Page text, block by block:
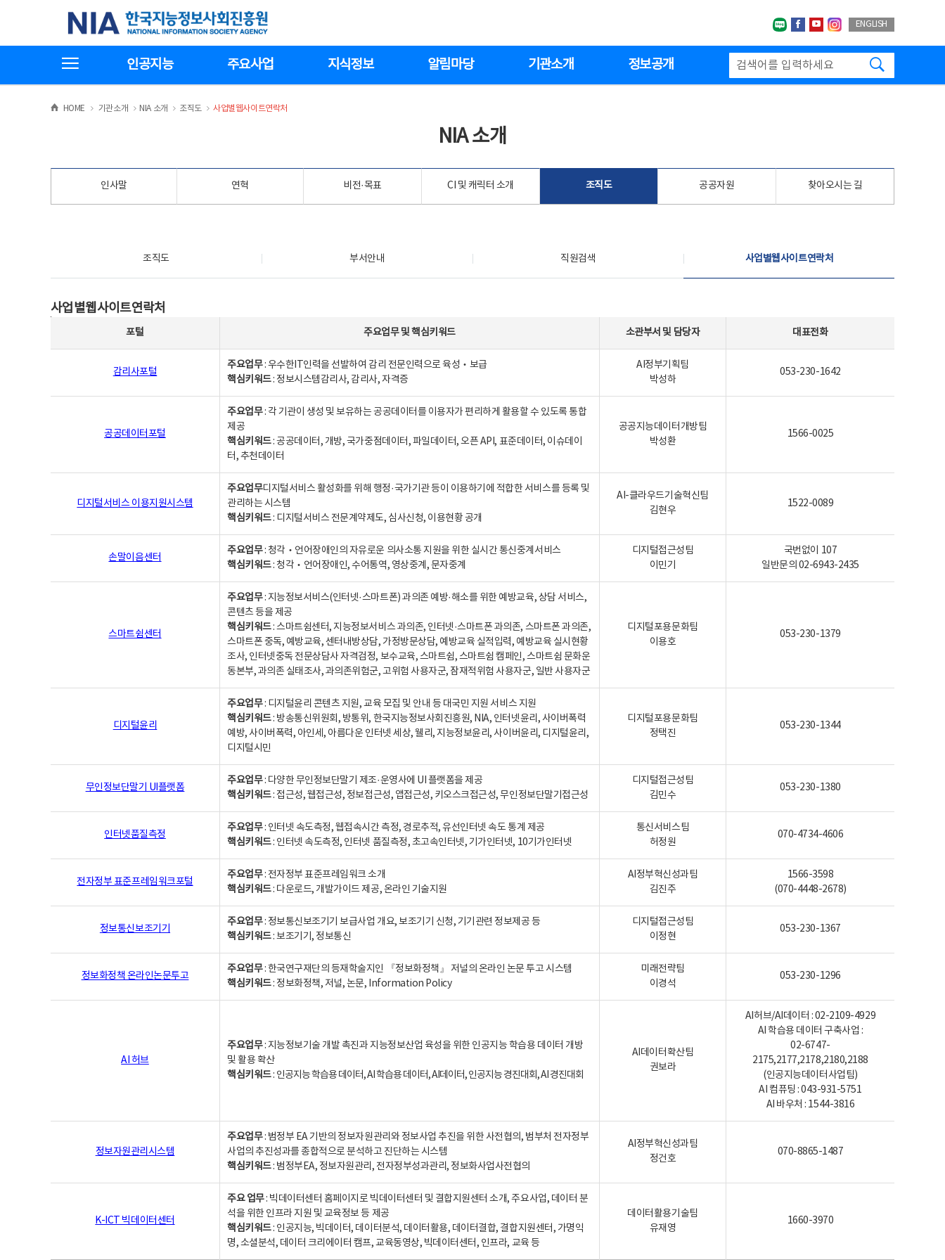
기
한국지능정보사회진흥원
네이버블로그
페이스북
유투브인스타그랩
ENGLISH
인공지능 주요사업 지식정보 알림마당 기관소개 정보공개
HOME >
기관소개 >NIA 소개 >
조직도 >
사업별웹사이트연락처
NIA 소개
인사말 연혁 비전·목표 CI 및 캐릭터 소개 조직도 공공자원 찾아오시는 길
조직도 부서안내 직원검색 사업별웹사이트연락처
사업별웹사이트연락처
포털 주요업무및핵심키워드 소관부서 및 담당자 대표전화
감리사포털
주요업무: 우수한IT인력을 선발하여 감리 전문인력으로 육성‧보급
핵심키워드: 정보시스템감리사, 감리사, 자격증
AI정부기획팀
박성하
053-230-1642
공공데이터포털
주요업무: 각 기관이 생성 및 보유하는 공공데이터를 이용자가 편리하게 활용할 수 있도록 통합
제공
핵심키워드: 공공데이터, 개방, 국가중점데이터, 파일데이터, 오픈 API, 표준데이터, 이슈데이
터, 추천데이터
공공지능데이터개방팀
박성환
1566-0025
디지털서비스 이용지원시스템
주요업무디지털서비스 활성화를 위해 행정·국가기관 등이 이용하기에 적합한 서비스를 등록 및
관리하는 시스템
핵심키워드: 디지털서비스 전문계약제도, 심사신청, 이용현황 공개
AI-클라우드기술혁신팀
김현우
1522-0089
손말이음센터
주요업무: 청각‧언어장애인의 자유로운 의사소통 지원을 위한 실시간 통신중계서비스
핵심키워드: 청각‧언어장애인, 수어통역, 영상중계, 문자중계
디지털접근성팀
이민기
국번없이 107
일반문의 02-6943-2435
스마트쉼센터
주요업무: 지능정보서비스(인터넷·스마트폰) 과의존 예방·해소를 위한 예방교육, 상담 서비스,
콘텐츠 등을 제공
핵심키워드: 스마트쉼센터, 지능정보서비스 과의존, 인터넷·스마트폰 과의존, 스마트폰 과의존,
스마트폰 중독, 예방교육, 센터내방상담, 가정방문상담, 예방교육 실적입력, 예방교육 실시현황
조사, 인터넷중독 전문상담사 자격검정, 보수교육, 스마트쉼, 스마트쉼 캠페인, 스마트쉼 문화운
동본부, 과의존 실태조사, 과의존위험군, 고위험 사용자군, 잠재적위험 사용자군, 일반 사용자군
디지털포용문화팀
이용호
053-230-1379
디지털윤리
주요업무: 디지털윤리 콘텐츠 지원, 교육 모집 및 안내 등 대국민 지원 서비스 지원
핵심키워드: 방송통신위원회, 방통위, 한국지능정보사회진흥원, NIA, 인터넷윤리, 사이버폭력
예방, 사이버폭력, 아인세, 아름다운 인터넷 세상, 웰리, 지능정보윤리, 사이버윤리, 디지털윤리,
디지털시민
디지털포용문화팀
정택진
053-230-1344
무인정보단말기 UI플랫폼
주요업무: 다양한 무인정보단말기 제조·운영사에 UI 플랫폼을 제공
핵심키워드: 접근성, 웹접근성, 정보접근성, 앱접근성, 키오스크접근성, 무인정보단말기접근성
디지털접근성팀
김민수
053-230-1380
인터넷품질측정
주요업무: 인터넷 속도측정, 웹접속시간 측정, 경로추적, 유선인터넷 속도 통계 제공
핵심키워드: 인터넷 속도측정, 인터넷 품질측정, 초고속인터넷, 기가인터넷, 10기가인터넷
통신서비스팀
허정원
070-4734-4606
전자정부 표준프레임워크포털
주요업무: 전자정부 표준프레임워크 소개
핵심키워드: 다운로드, 개발가이드 제공, 온라인 기술지원
AI정부혁신성과팀
김진주
1566-3598
(070-4448-2678)
정보통신보조기기
주요업무: 정보통신보조기기 보급사업 개요, 보조기기 신청, 기기관련 정보제공 등
핵심키워드: 보조기기, 정보통신
디지털접근성팀
이정현
053-230-1367
정보화정책 온라인논문투고
주요업무: 한국연구재단의 등재학술지인 『정보화정책』 저널의 온라인 논문 투고 시스템
핵심키워드: 정보화정책, 저널, 논문, Information Policy
미래전략팀
이경석
053-230-1296
AI 허브
주요업무: 지능정보기술 개발 촉진과 지능정보산업 육성을 위한 인공지능 학습용 데이터 개방
및 활용 확산
핵심키워드: 인공지능 학습용 데이터, AI 학습용 데이터, AI데이터, 인공지능 경진대회, AI 경진대회
AI데이터확산팀
권보라
AI허브/AI데이터 : 02-2109-4929
AI 학습용 데이터 구축사업 :
02-6747-
2175,2177,2178,2180,2188
(인공지능데이터사업팀)
AI 컴퓨팅 : 043-931-5751
AI 바우처 : 1544-3816
정보자원관리시스템
주요업무: 범정부 EA 기반의 정보자원관리와 정보사업 추진을 위한 사전협의, 범부처 전자정부
사업의 추진성과를 종합적으로 분석하고 진단하는 시스템
핵심키워드: 범정부EA, 정보자원관리, 전자정부성과관리, 정보화사업사전협의
AI정부혁신성과팀
정건호
070-8865-1487
K-ICT 빅데이터센터
주요 업무: 빅데이터센터 홈페이지로 빅데이터센터 및 결합지원센터 소개, 주요사업, 데이터 분
석을 위한 인프라 지원 및 교육정보 등 제공
핵심키워드: 인공지능, 빅데이터, 데이터분석, 데이터활용, 데이터결합, 결합지원센터, 가명익
명, 소셜분석, 데이터 크리에이터 캠프, 교육동영상, 빅데이터센터, 인프라, 교육 등
데이터활용기술팀
유재영
1660-3970